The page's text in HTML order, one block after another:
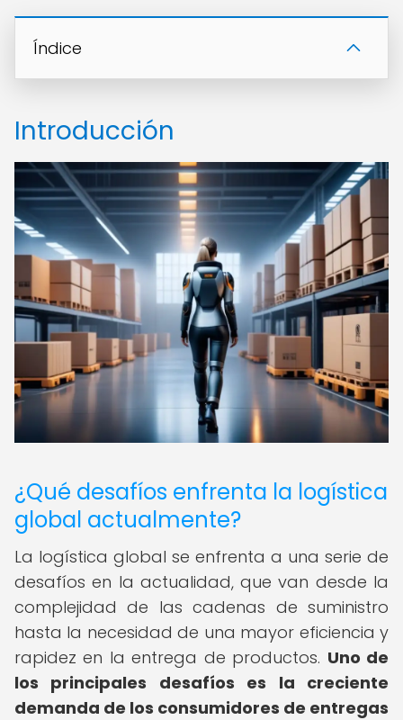
Índice
Introducción
¿Qué desafíos enfrenta la logística
global actualmente?
La logística global se enfrenta a una serie de
desafíos en la actualidad, que van desde la
complejidad de las cadenas de suministro
hasta la necesidad de una mayor eficiencia y
rapidez en la entrega de productos. Uno de
los principales desafíos es la creciente
demanda de los consumidores de entregas